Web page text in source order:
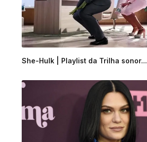
She-Hulk | Playlist da Trilha sonor...